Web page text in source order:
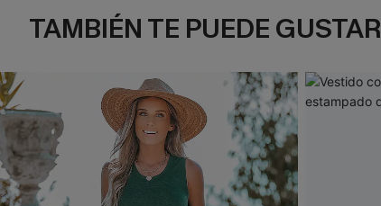
TAMBIÉN TE PUEDE GUSTAR